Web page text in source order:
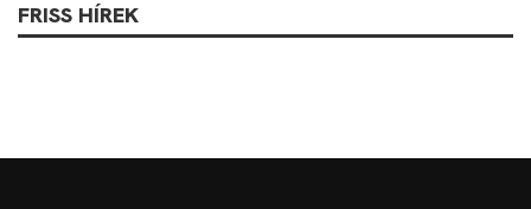
FRISS HÍREK